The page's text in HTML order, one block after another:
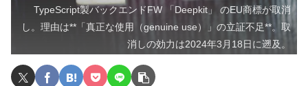
TypeScript製バックエンドFW 「Deepkit」 のEU商標が取消
し。理由は**「真正な使用（genuine use）」の立証不足**。取
消しの効力は2024年3月18日に遡及。